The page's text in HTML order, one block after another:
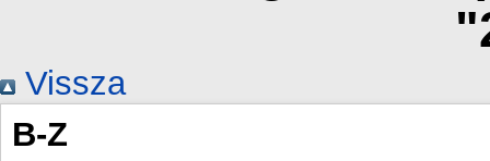
Vissza
B-Z